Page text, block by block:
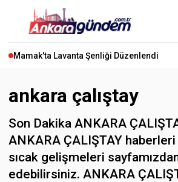
Mamak'ta Lavanta Şenliği Düzenlendi
ankara çalıştay
Son Dakika ANKARA
ANKARA ÇALIŞTAY
sıcak gelişmeleri
edebilirsiniz. ANKARA